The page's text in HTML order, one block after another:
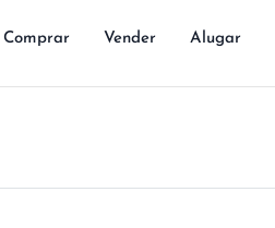
Comprar Vender Alugar